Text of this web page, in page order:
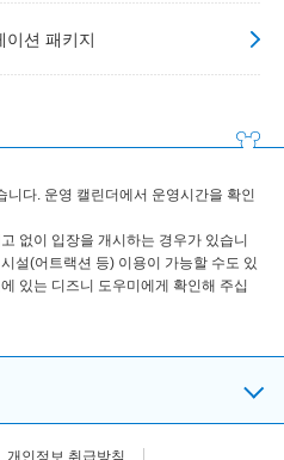
이션 패키지
니다. 운영 캘린더에서 운영시간을 확인
없이 입장을 개시하는 경우가 있습니
설(어트랙션 등) 이용이 가능할 수도 있
있는 디즈니 도우미에게 확인해 주십